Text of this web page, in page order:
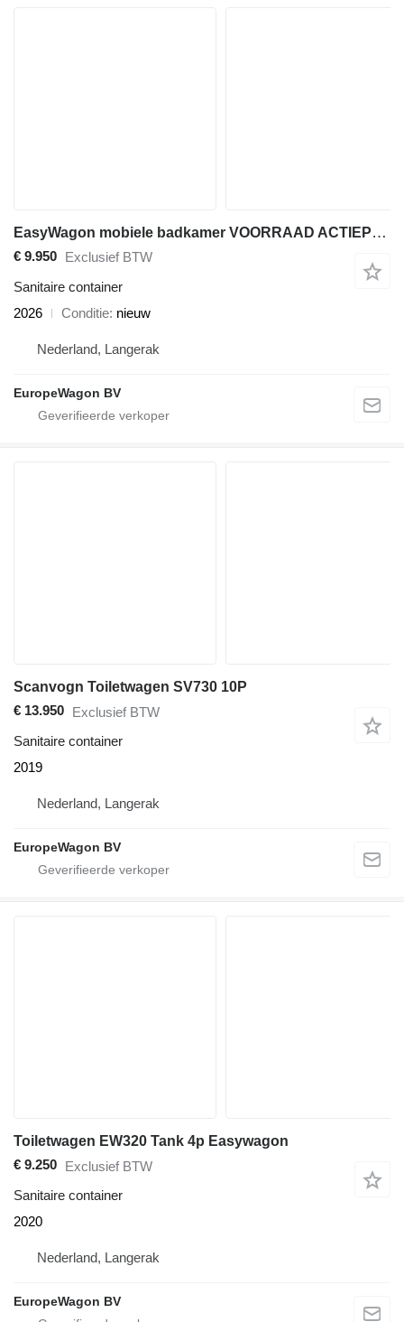
EasyWagon mobiele badkamer VOORRAAD ACTIEPRIJS
€ 9.950
Exclusief BTW
Sanitaire container
2026
Conditie nieuw
Nederland, Langerak
EuropeWagon BV
Scanvogn Toiletwagen SV730 10P
€ 13.950 Exclusief BTW
Sanitaire container
2019
Nederland, Langerak
EuropeWagon BV
Toiletwagen EW320 Tank 4p Easywagon
€ 9.250 Exclusief BTW
Sanitaire container
2020
Nederland, Langerak
EuropeWagon BV